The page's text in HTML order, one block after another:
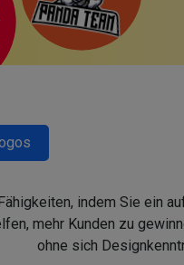
indem Sie ein
mehr Kunden zu
ohne sich